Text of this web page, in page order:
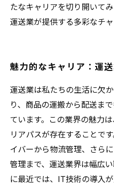
たなキャリアを切り開いて
運送業が提供する多彩なチ
魅力的なキャリア：運
運送業は私たちの生活に欠
り、商品の運搬から配送ま
ています。この業界の魅力
リアパスが存在することで
イバーから物流管理、さら
管理まで、運送業界は幅広
に最近では、IT技術の導入